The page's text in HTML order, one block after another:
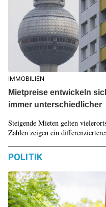
IMMOBILIEN
Mietpreise entwickeln
immer unterschiedlicher
Steigende Mieten gelten
Zahlen zeigen ein
POLITIK